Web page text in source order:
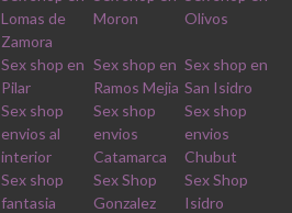
Lomas de
Zamora
Moron
Olivos
Sex shop en
Pilar
Sex shop en
Ramos Mejia
Sex shop en
San Isidro
Sex shop
envios al
interior
Sex shop
envios
Catamarca
Sex shop
envios
Chubut
Sex shop
fantasia
Sex Shop
Gonzalez
Sex Shop
Isidro